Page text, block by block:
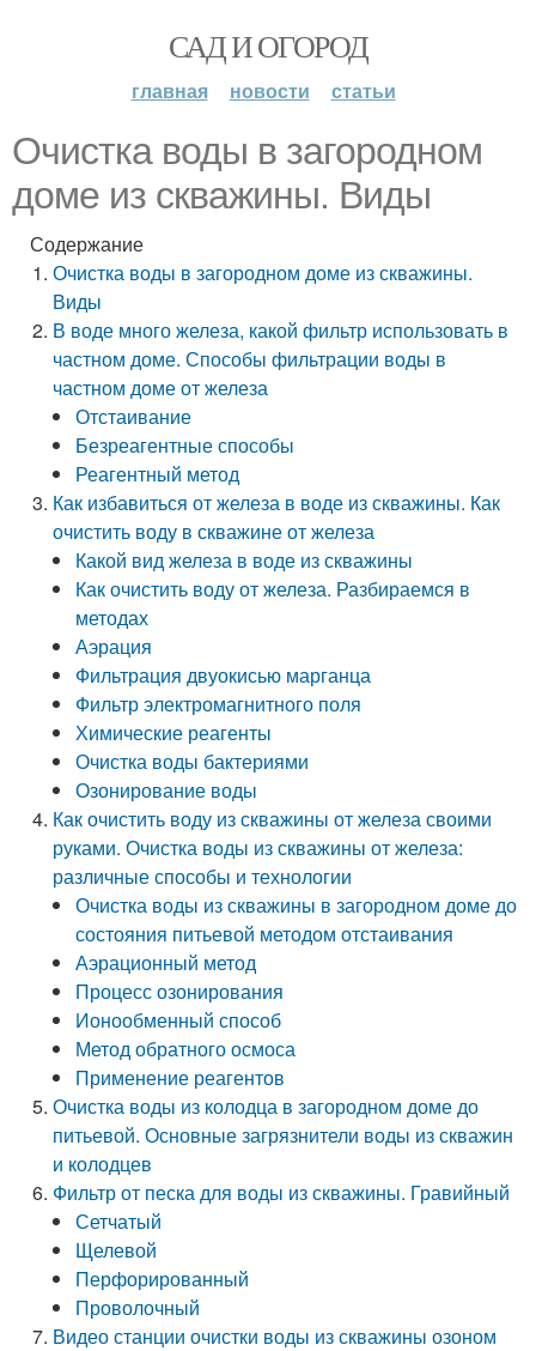
САД И ОГОРОД
главная новости статьи
Очистка воды в загородном
доме из скважины. Виды
Содержание
Очистка воды в загородном доме из скважины.
Виды
В воде много железа, какой фильтр использовать в
частном доме. Способы фильтрации воды в
частном доме от железа
Отстаивание
Безреагентные способы
Реагентный метод
Как избавиться от железа в воде из скважины. Как
очистить воду в скважине от железа
Какой вид железа в воде из скважины
Как очистить воду от железа. Разбираемся в
методах
Аэрация
Фильтрация двуокисью марганца
Фильтр электромагнитного поля
Химические реагенты
Очистка воды бактериями
Озонирование воды
Как очистить воду из скважины от железа своими
руками. Очистка воды из скважины от железа:
различные способы и технологии
Очистка воды из скважины в загородном доме до
состояния питьевой методом отстаивания
Аэрационный метод
Процесс озонирования
Ионообменный способ
Метод обратного осмоса
Применение реагентов
Очистка воды из колодца в загородном доме до
питьевой. Основные загрязнители воды из скважин
и колодцев
Фильтр от песка для воды из скважины. Гравийный
Сетчатый
Щелевой
Перфорированный
Проволочный
Видео станции очистки воды из скважины озоном